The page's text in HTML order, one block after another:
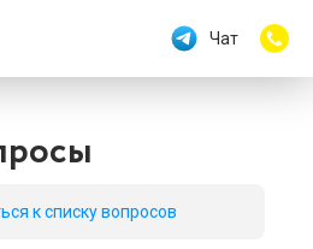
Чат
к списку вопросов